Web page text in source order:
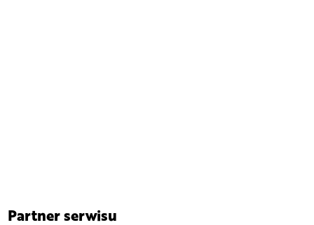
Partner serwisu